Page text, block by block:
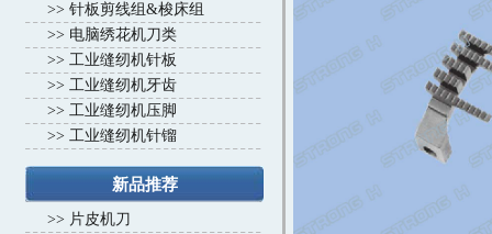
>> 针板剪线组&梭床组
>> 电脑绣花机刀类
>> 工业缝纫机针板
>> 工业缝纫机牙齿
>> 工业缝纫机压脚
>> 工业缝纫机针镏
新品推荐
>> 片皮机刀